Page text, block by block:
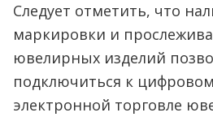
Следует отметить, что
маркировки и
ювелирных изделий
подключиться к
электронной торговле